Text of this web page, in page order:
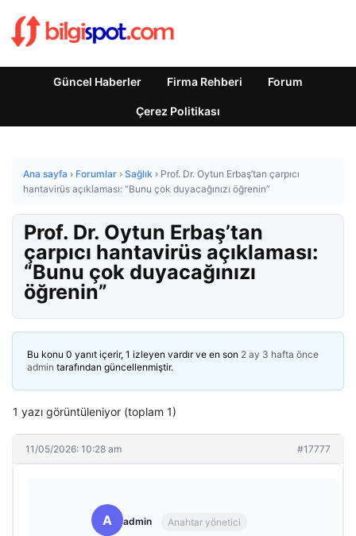
Güncel Haberler Firma Rehberi Forum
Çerez Politikası
Ana sayfa › Forumlar › Sağlık › Prof. Dr. Oytun Erbaş’tan çarpıcı
hantavirüs açıklaması: “Bunu çok duyacağınızı öğrenin”
Prof. Dr. Oytun Erbaş’tan
çarpıcı hantavirüs açıklaması:
“Bunu çok duyacağınızı
öğrenin”
Bu konu 0 yanıt içerir, 1 izleyen vardır ve en son 2 ay 3 hafta önce
admin tarafından güncellenmiştir.
1 yazı görüntüleniyor (toplam 1)
11/05/2026: 10:28 am #17777
A admin Anahtar yönetici